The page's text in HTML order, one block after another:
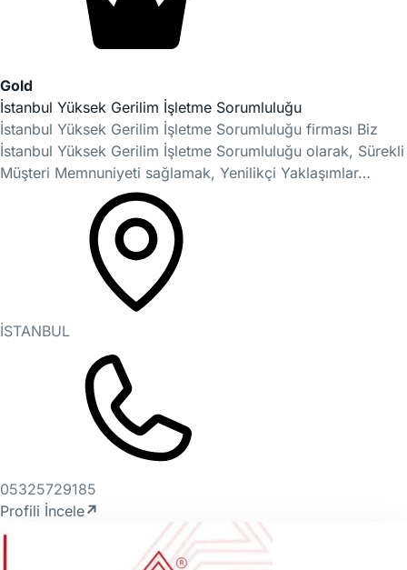
Gold
İstanbul Yüksek Gerilim İşletme Sorumluluğu
İstanbul Yüksek Gerilim İşletme Sorumluluğu firması Biz
İstanbul Yüksek Gerilim İşletme Sorumluluğu olarak, Sürekli
Müşteri Memnuniyeti sağlamak, Yenilikçi Yaklaşımlar…
İSTANBUL
05325729185
Profili İncele↗